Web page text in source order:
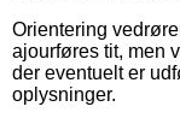
Orientering
ajourføres tit, men
der eventuelt er
oplysninger.